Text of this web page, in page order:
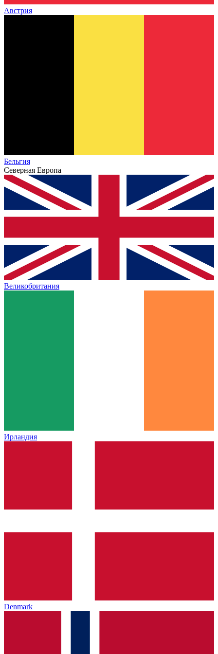
Австрия
Бельгия
Северная Европа
Великобритания
Ирландия
Denmark